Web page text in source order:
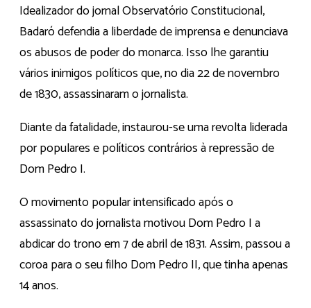
Idealizador do jornal Observatório Constitucional,
Badaró defendia a liberdade de imprensa e denunciava
os abusos de poder do monarca. Isso lhe garantiu
vários inimigos políticos que, no dia 22 de novembro
de 1830, assassinaram o jornalista.
Diante da fatalidade, instaurou-se uma revolta liderada
por populares e políticos contrários à repressão de
Dom Pedro I.
O movimento popular intensificado após o
assassinato do jornalista motivou Dom Pedro I a
abdicar do trono em 7 de abril de 1831. Assim, passou a
coroa para o seu filho Dom Pedro II, que tinha apenas
14 anos.